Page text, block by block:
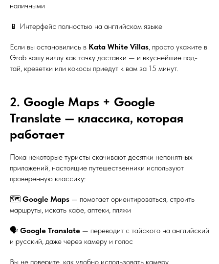
наличными
📱 Интерфейс полностью на английском языке
Если вы остановились в Kata White Villas, просто укажите в
Grab вашу виллу как точку доставки — и вкуснейшие пад-
тай, креветки или кокосы приедут к вам за 15 минут.
2. Google Maps + Google
Translate — классика, которая
работает
Пока некоторые туристы скачивают десятки непонятных
приложений, настоящие путешественники используют
проверенную классику:
🗺️ Google Maps — помогает ориентироваться, строить
маршруты, искать кафе, аптеки, пляжи
🗣️ Google Translate — переводит с тайского на английский
и русский, даже через камеру и голос
Вы не поверите, как удобно использовать камеру